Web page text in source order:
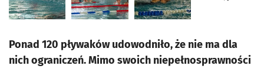
Ponad 120 pływaków udowodniło, że nie ma dla
nich ograniczeń. Mimo swoich niepełnosprawności